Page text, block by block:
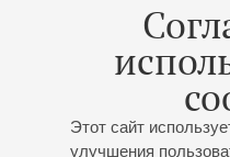
Этот сайт
улучшения
Сибелиус: